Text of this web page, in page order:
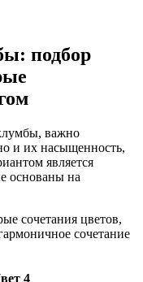
подбор
важно
и их насыщенность,
является
основаны на
сочетания цветов,
сочетание
4